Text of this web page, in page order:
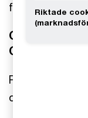
framgång.
CFO Arena –
CFO
PÅ CFO Arena
och nätverk.
Riktade